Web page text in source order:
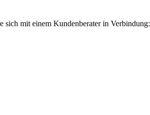
sich mit einem Kundenberater in Verbindung: